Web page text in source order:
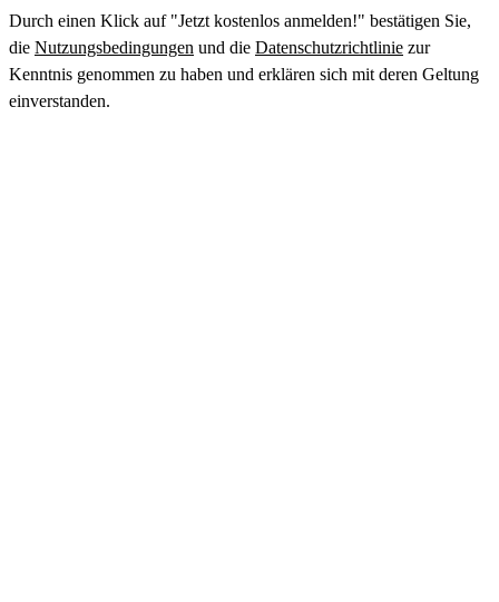
Durch einen Klick auf "Jetzt kostenlos anmelden!" bestätigen Sie,
die Nutzungsbedingungen und die Datenschutzrichtlinie zur
Kenntnis genommen zu haben und erklären sich mit deren Geltung
einverstanden.